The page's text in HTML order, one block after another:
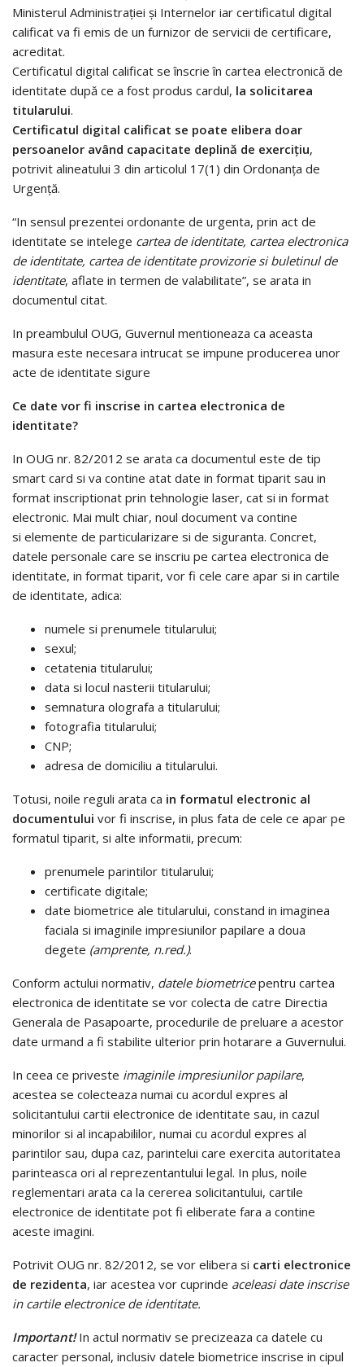
Ministerul Administraţiei şi Internelor iar certificatul digital
calificat va fi emis de un furnizor de servicii de certificare,
acreditat.
Certificatul digital calificat se înscrie în cartea electronică de
identitate după ce a fost produs cardul, la solicitarea
titularului.
Certificatul digital calificat se poate elibera doar
persoanelor având capacitate deplină de exerciţiu,
potrivit alineatului 3 din articolul 17(1) din Ordonanţa de
Urgenţă.
“In sensul prezentei ordonante de urgenta, prin act de
identitate se intelege cartea de identitate, cartea electronica
de identitate, cartea de identitate provizorie si buletinul de
identitate, aflate in termen de valabilitate”, se arata in
documentul citat.
In preambulul OUG, Guvernul mentioneaza ca aceasta
masura este necesara intrucat se impune producerea unor
acte de identitate sigure
Ce date vor fi inscrise in cartea electronica de
identitate?
In OUG nr. 82/2012 se arata ca documentul este de tip
smart card si va contine atat date in format tiparit sau in
format inscriptionat prin tehnologie laser, cat si in format
electronic. Mai mult chiar, noul document va contine
si elemente de particularizare si de siguranta. Concret,
datele personale care se inscriu pe cartea electronica de
identitate, in format tiparit, vor fi cele care apar si in cartile
de identitate, adica:
numele si prenumele titularului;
sexul;
cetatenia titularului;
data si locul nasterii titularului;
semnatura olografa a titularului;
fotografia titularului;
CNP;
adresa de domiciliu a titularului.
Totusi, noile reguli arata ca in formatul electronic al
documentului vor fi inscrise, in plus fata de cele ce apar pe
formatul tiparit, si alte informatii, precum:
prenumele parintilor titularului;
certificate digitale;
date biometrice ale titularului, constand in imaginea
faciala si imaginile impresiunilor papilare a doua
degete (amprente, n.red.).
Conform actului normativ, datele biometricepentru cartea
electronica de identitate se vor colecta de catre Directia
Generala de Pasapoarte, procedurile de preluare a acestor
date urmand a fi stabilite ulterior prin hotarare a Guvernului.
In ceea ce priveste imaginile impresiunilor papilare,
acestea se colecteaza numai cu acordul expres al
solicitantului cartii electronice de identitate sau, in cazul
minorilor si al incapabililor, numai cu acordul expres al
parintilor sau, dupa caz, parintelui care exercita autoritatea
parinteasca ori al reprezentantului legal. In plus, noile
reglementari arata ca la cererea solicitantului, cartile
electronice de identitate pot fi eliberate fara a contine
aceste imagini.
Potrivit OUG nr. 82/2012, se vor elibera si carti electronice
de rezidenta, iar acestea vor cuprinde aceleasi date inscrise
in cartile electronice de identitate.
Important!In actul normativ se precizeaza ca datele cu
caracter personal, inclusiv datele biometrice inscrise in cipul